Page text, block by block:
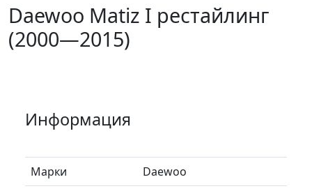
Daewoo Matiz I рестайлинг
(2000—2015)
Информация
Марки
Daewoo